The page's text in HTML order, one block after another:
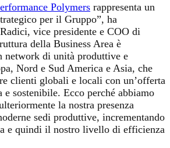
Polymers rappresenta un
per il Gruppo”, ha
vice presidente e COO di
della Business Area è
network di unità produttive e
Nord e Sud America e Asia, che
clienti globali e locali con un’offerta
sostenibile. Ecco perché abbiamo
la nostra presenza
sedi produttive, incrementando
e quindi il nostro livello di efficienza